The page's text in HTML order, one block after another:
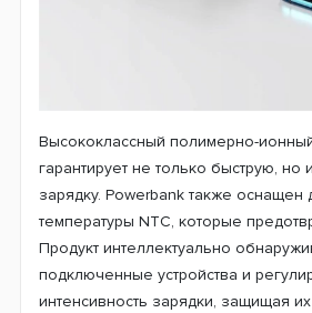
Высококлассный полимерно-
гарантирует не только быструю, но
зарядку. Powerbank также оснащен
температуры NTC, которые
Продукт интеллектуально
подключенные устройства и
интенсивность зарядки, защищая